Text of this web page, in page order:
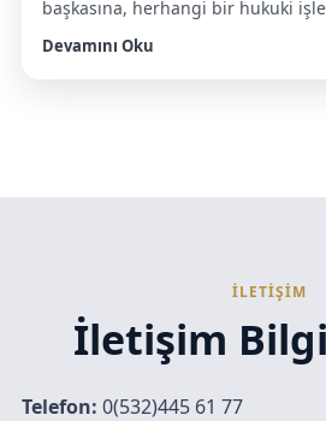
başkasına, herhangi bir hukuki
veya temsil etmek için verdiği yetki
Dava Vekaletnamesi vekilin (yetkili)
Devamını Oku
İLETİŞİM
İletişim
Telefon: 0(532)445 61 77